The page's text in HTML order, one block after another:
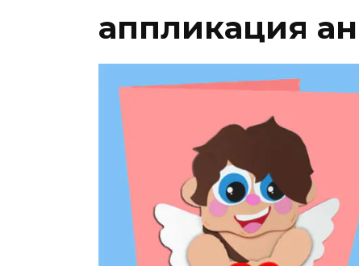
аппликация